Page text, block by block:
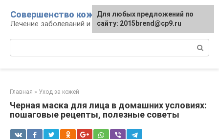
контенту
Совершенство кожи
Лечение заболеваний и уход за кожей
Главная » Уход за кожей
Черная маска для лица в домашних условиях:
пошаговые рецепты, полезные советы
Для любых предложений по
сайту: 2015brend@cp9.ru